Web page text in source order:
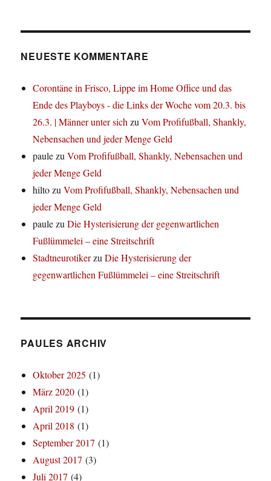
NEUESTE KOMMENTARE
Corontäne in Frisco, Lippe im Home Office und das
Ende des Playboys - die Links der Woche vom 20.3. bis
26.3. | Männer unter sichzuVom Profifußball, Shankly,
Nebensachen und jeder Menge Geld
paulezuVom Profifußball, Shankly, Nebensachen und
jeder Menge Geld
hiltozuVom Profifußball, Shankly, Nebensachen und
jeder Menge Geld
paulezuDie Hysterisierung der gegenwartlichen
Fußlümmelei – eine Streitschrift
StadtneurotikerzuDie Hysterisierung der
gegenwartlichen Fußlümmelei – eine Streitschrift
PAULES ARCHIV
Oktober 2025 (1)
März 2020 (1)
April 2019 (1)
April 2018 (1)
September 2017 (1)
August 2017 (3)
Juli 2017 (4)